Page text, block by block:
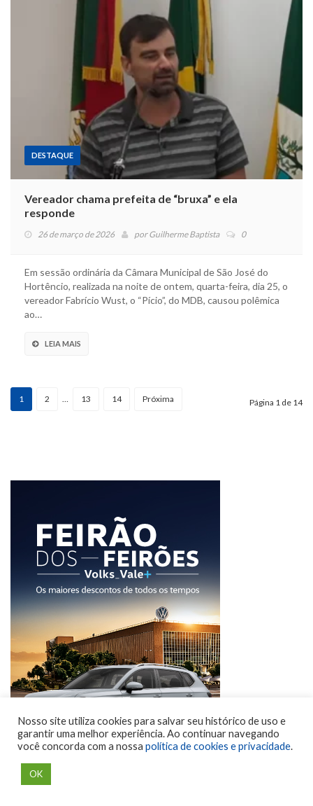
DESTAQUE
Vereador chama prefeita de “bruxa” e ela
responde
26 de março de 2026 porGuilherme Baptista 0
Em sessão ordinária da Câmara Municipal de São José do
Hortêncio, realizada na noite de ontem, quarta-feira, dia 25, o
vereador Fabrício Wust, o “Pício”, do MDB, causou polêmica
ao…
LEIA MAIS
1 2 … 13 14 Próxima Página 1 de 14
Nosso site utiliza cookies para salvar seu histórico de uso e
garantir uma melhor experiência. Ao continuar navegando
você concorda com a nossa política de cookies e privacidade.
OK